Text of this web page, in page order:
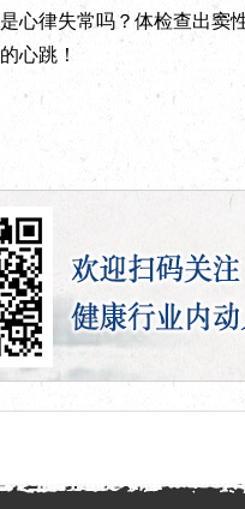
律失常吗？体检查出窦
心跳！